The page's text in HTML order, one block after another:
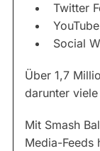
Twitter
Social
Über 1,7
darunter
Mit Smash
Media-Feeds